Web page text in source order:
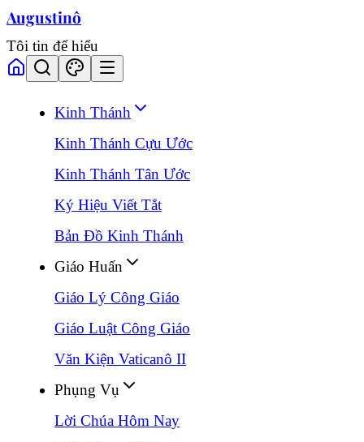
Augustinô
Tôi tin để hiểu
Kinh Thánh
Kinh Thánh Cựu Ước
Kinh Thánh Tân Ước
Ký Hiệu Viết Tắt
Bản Đồ Kinh Thánh
Giáo Huấn
Giáo Lý Công Giáo
Giáo Luật Công Giáo
Văn Kiện Vaticanô II
Phụng Vụ
Lời Chúa Hôm Nay